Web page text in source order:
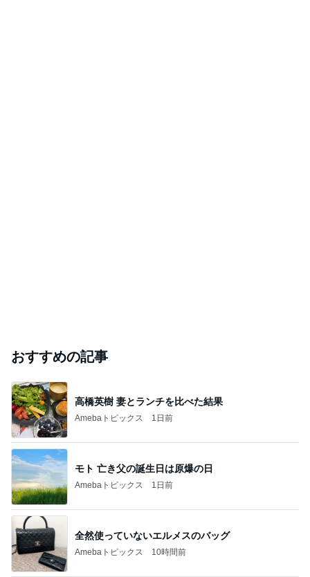
おすすめの記事
高橋英樹 妻とランチを比べた結果
Amebaトピックス 1日前
モト 亡き父の誕生日は原爆の日
Amebaトピックス 1日前
全然使っていないエルメスのバッグ
Amebaトピックス 10時間前